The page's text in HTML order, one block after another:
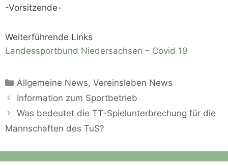
-Vorsitzende-
Weiterführende Links
Landessportbund Niedersachsen – Covid 19
Kategorien
Allgemeine News,Vereinsleben News
Information zum Sportbetrieb
Was bedeutet die TT-Spielunterbrechung für die
Mannschaften des TuS?